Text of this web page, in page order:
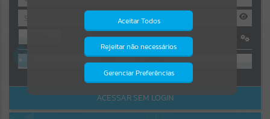
Por favor, aguarde...
Por favor, aguarde...
OU
Cadastre-se|Recuperar Senha
ACESSAR SEM LOGIN
Aceitar Todos
Rejeitar não necessários
Gerenciar Preferências
Isto significa que diversos recursos
providenciados poderão não estar